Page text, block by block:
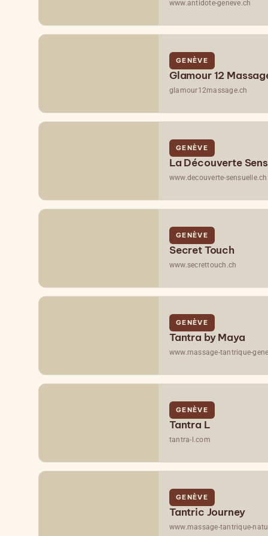
www.antidote-geneve.ch
GENÈVE
Glamour 12
glamour12massage.ch
GENÈVE
La Découverte
www.decouverte-sensuelle.ch
GENÈVE
Secret Touch
www.secrettouch.ch
GENÈVE
Tantra by Maya
www.massage-tantrique-
GENÈVE
Tantra L
tantra-l.com
GENÈVE
Tantric Journey
www.massage-tantrique-